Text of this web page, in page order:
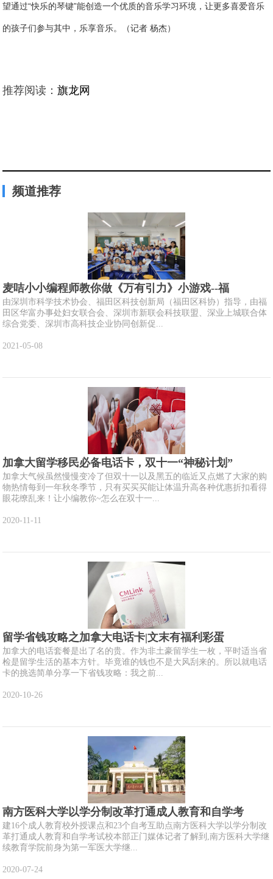
望通过“快乐的琴键”能创造一个优质的音乐学习环境，让更多喜爱音乐
的孩子们参与其中，乐享音乐。（记者 杨杰）
推荐阅读：旗龙网
频道推荐
麦咭小小编程师教你做《万有引力》小游戏--福
由深圳市科学技术协会、福田区科技创新局（福田区科协）指导，由福
田区华富办事处妇女联合会、深圳市新联会科技联盟、深业上城联合体
综合党委、深圳市高科技企业协同创新促...
2021-05-08
加拿大留学移民必备电话卡，双十一“神秘计划”
加拿大气候虽然慢慢变冷了但双十一以及黑五的临近又点燃了大家的购
物热情每到一年秋冬季节，只有买买买能让体温升高各种优惠折扣看得
眼花缭乱来！让小编教你~怎么在双十一...
2020-11-11
留学省钱攻略之加拿大电话卡|文末有福利彩蛋
加拿大的电话套餐是出了名的贵。作为非土豪留学生一枚，平时适当省
检是留学生活的基本方针。毕竟谁的钱也不是大风刮来的。所以就电话
卡的挑选简单分享一下省钱攻略：我之前...
2020-10-26
南方医科大学以学分制改革打通成人教育和自学考
建16个成人教育校外授课点和23个自考互助点南方医科大学以学分制改
革打通成人教育和自学考试校本部正门媒体记者了解到,南方医科大学继
续教育学院前身为第一军医大学继...
2020-07-24